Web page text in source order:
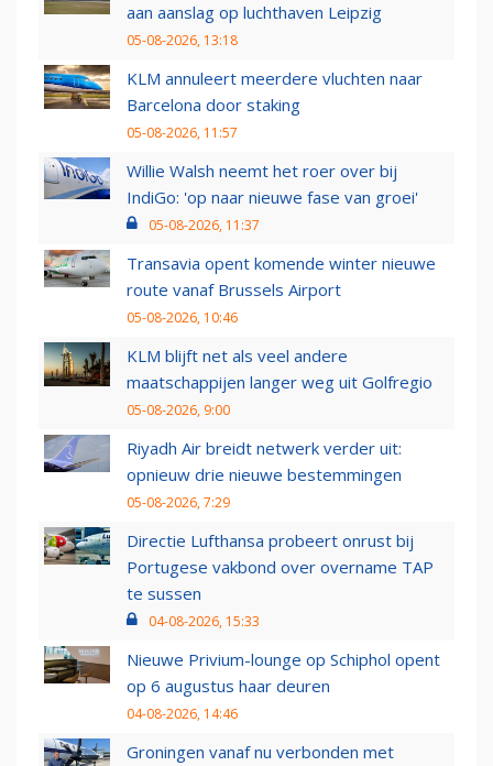
aan aanslag op luchthaven Leipzig
05-08-2026, 13:18
KLM annuleert meerdere vluchten naar
Barcelona door staking
05-08-2026, 11:57
Willie Walsh neemt het roer over bij
IndiGo: 'op naar nieuwe fase van groei'
05-08-2026, 11:37
Transavia opent komende winter nieuwe
route vanaf Brussels Airport
05-08-2026, 10:46
KLM blijft net als veel andere
maatschappijen langer weg uit Golfregio
05-08-2026, 9:00
Riyadh Air breidt netwerk verder uit:
opnieuw drie nieuwe bestemmingen
05-08-2026, 7:29
Directie Lufthansa probeert onrust bij
Portugese vakbond over overname TAP
te sussen
04-08-2026, 15:33
Nieuwe Privium-lounge op Schiphol opent
op 6 augustus haar deuren
04-08-2026, 14:46
Groningen vanaf nu verbonden met